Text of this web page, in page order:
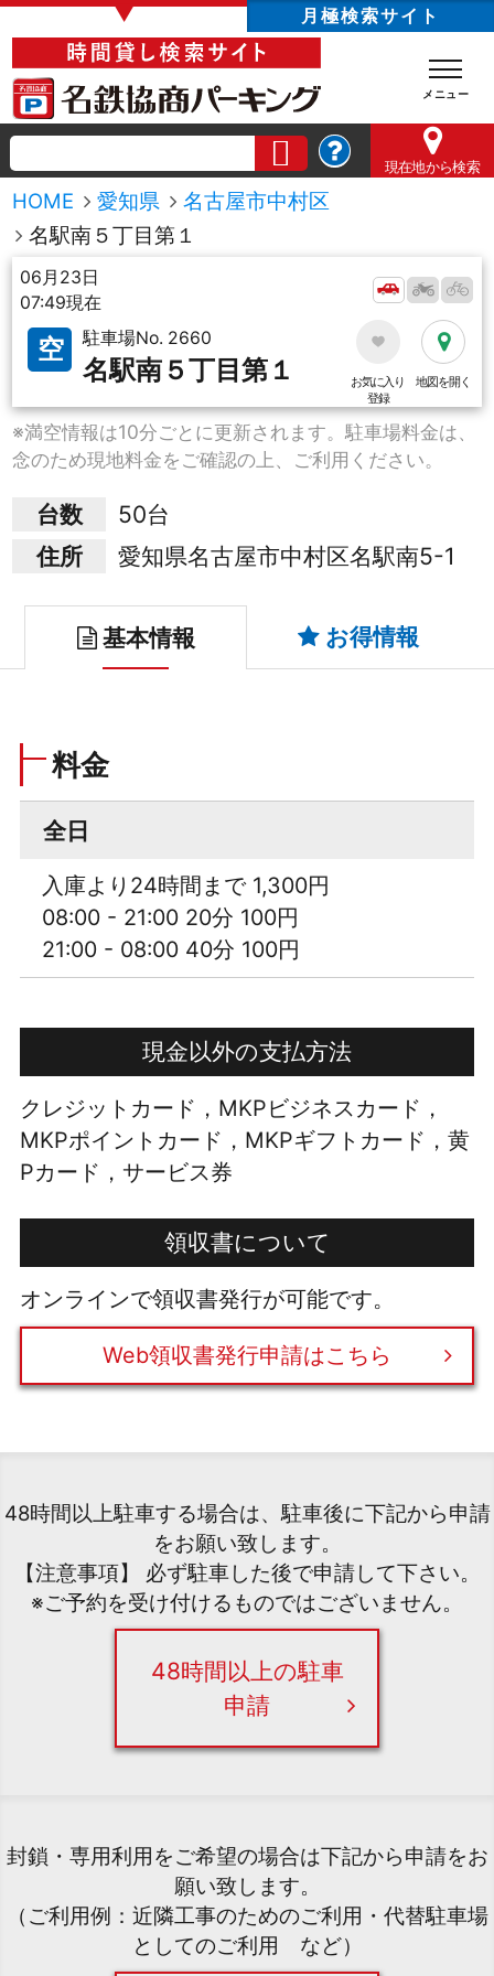
▼ 月極検索サイト
現在地から検索
HOME 愛知県
名古屋市中村区
名駅南５丁目第１
06月23日
07:49現在
空 駐車場No. 2660
名駅南５丁目第１
お気に入り
登録
地図を開く
※満空情報は10分ごとに更新されます。駐車場料金は、
念のため現地料金をご確認の上、ご利用ください。
台数
50台
住所
愛知県名古屋市中村区名駅南5-1
基本情報 お得情報
料金
全日
入庫より24時間まで 1,300円
08:00 - 21:00 20分 100円
21:00 - 08:00 40分 100円
現金以外の支払方法
クレジットカード，MKPビジネスカード，
MKPポイントカード，MKPギフトカード，黄
Pカード，サービス券
領収書について
オンラインで領収書発行が可能です。
Web領収書発行申請はこちら
48時間以上駐車する場合は、駐車後に下記から申請
をお願い致します。
【注意事項】 必ず駐車した後で申請して下さい。
※ご予約を受け付けるものではございません。
48時間以上の駐車
申請
封鎖・専用利用をご希望の場合は下記から申請をお
願い致します。
（ご利用例：近隣工事のためのご利用・代替駐車場
としてのご利用 など）